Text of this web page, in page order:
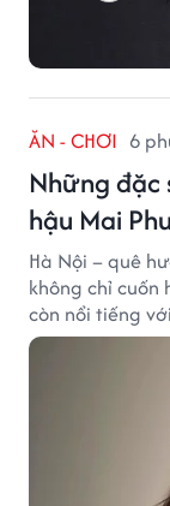
ĂN - CHƠI 6
Những đặc
hậu Mai
Hà Nội – quê
không chỉ
còn nổi tiếng
vị tinh tế và